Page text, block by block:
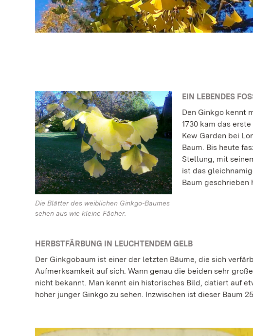
Die Blätter des weiblichen Ginkgo-Baumes
sehen aus wie kleine Fächer.
EIN LEBENDES
Den Ginkgo kennt
1730 kam das
Kew Garden bei
Baum. Bis heute
Stellung, mit
ist das
Baum geschrieben
HERBSTFÄRBUNG IN LEUCHTENDEM GELB
Der Ginkgobaum ist einer der letzten Bäume, die sich
Aufmerksamkeit auf sich. Wann genau die beiden sehr
nicht bekannt. Man kennt ein historisches Bild, datiert auf
hoher junger Ginkgo zu sehen. Inzwischen ist dieser Baum